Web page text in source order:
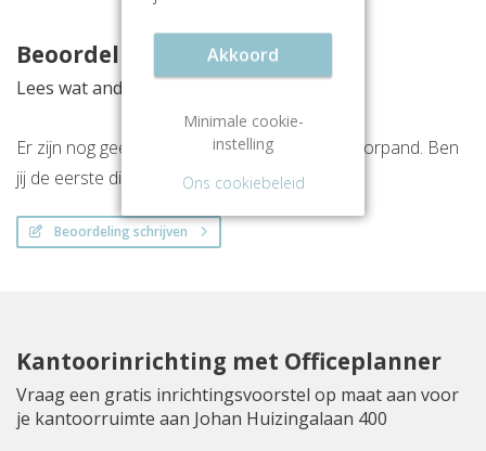
Beoordelingen
Lees wat anderen vinden van deze locatie
Er zijn nog geen beoordelingen over dit kantoorpand. Ben
jij de eerste die een beoordeling achterlaat?
Beoordeling schrijven
Kantoorinrichting met Officeplanner
Vraag een gratis inrichtingsvoorstel op maat aan voor
je kantoorruimte aan Johan Huizingalaan 400
Akkoord
Minimale cookie-
instelling
Ons cookiebeleid